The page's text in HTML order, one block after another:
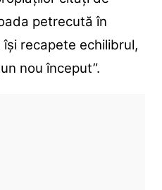
petrecută în
recapete echilibrul,
nou început”.